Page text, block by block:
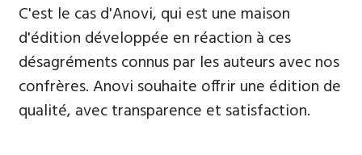
C'est le cas d'Anovi, qui est une maison
d'édition développée en réaction à ces
désagréments connus par les auteurs avec nos
confrères. Anovi souhaite offrir une édition de
qualité, avec transparence et satisfaction.